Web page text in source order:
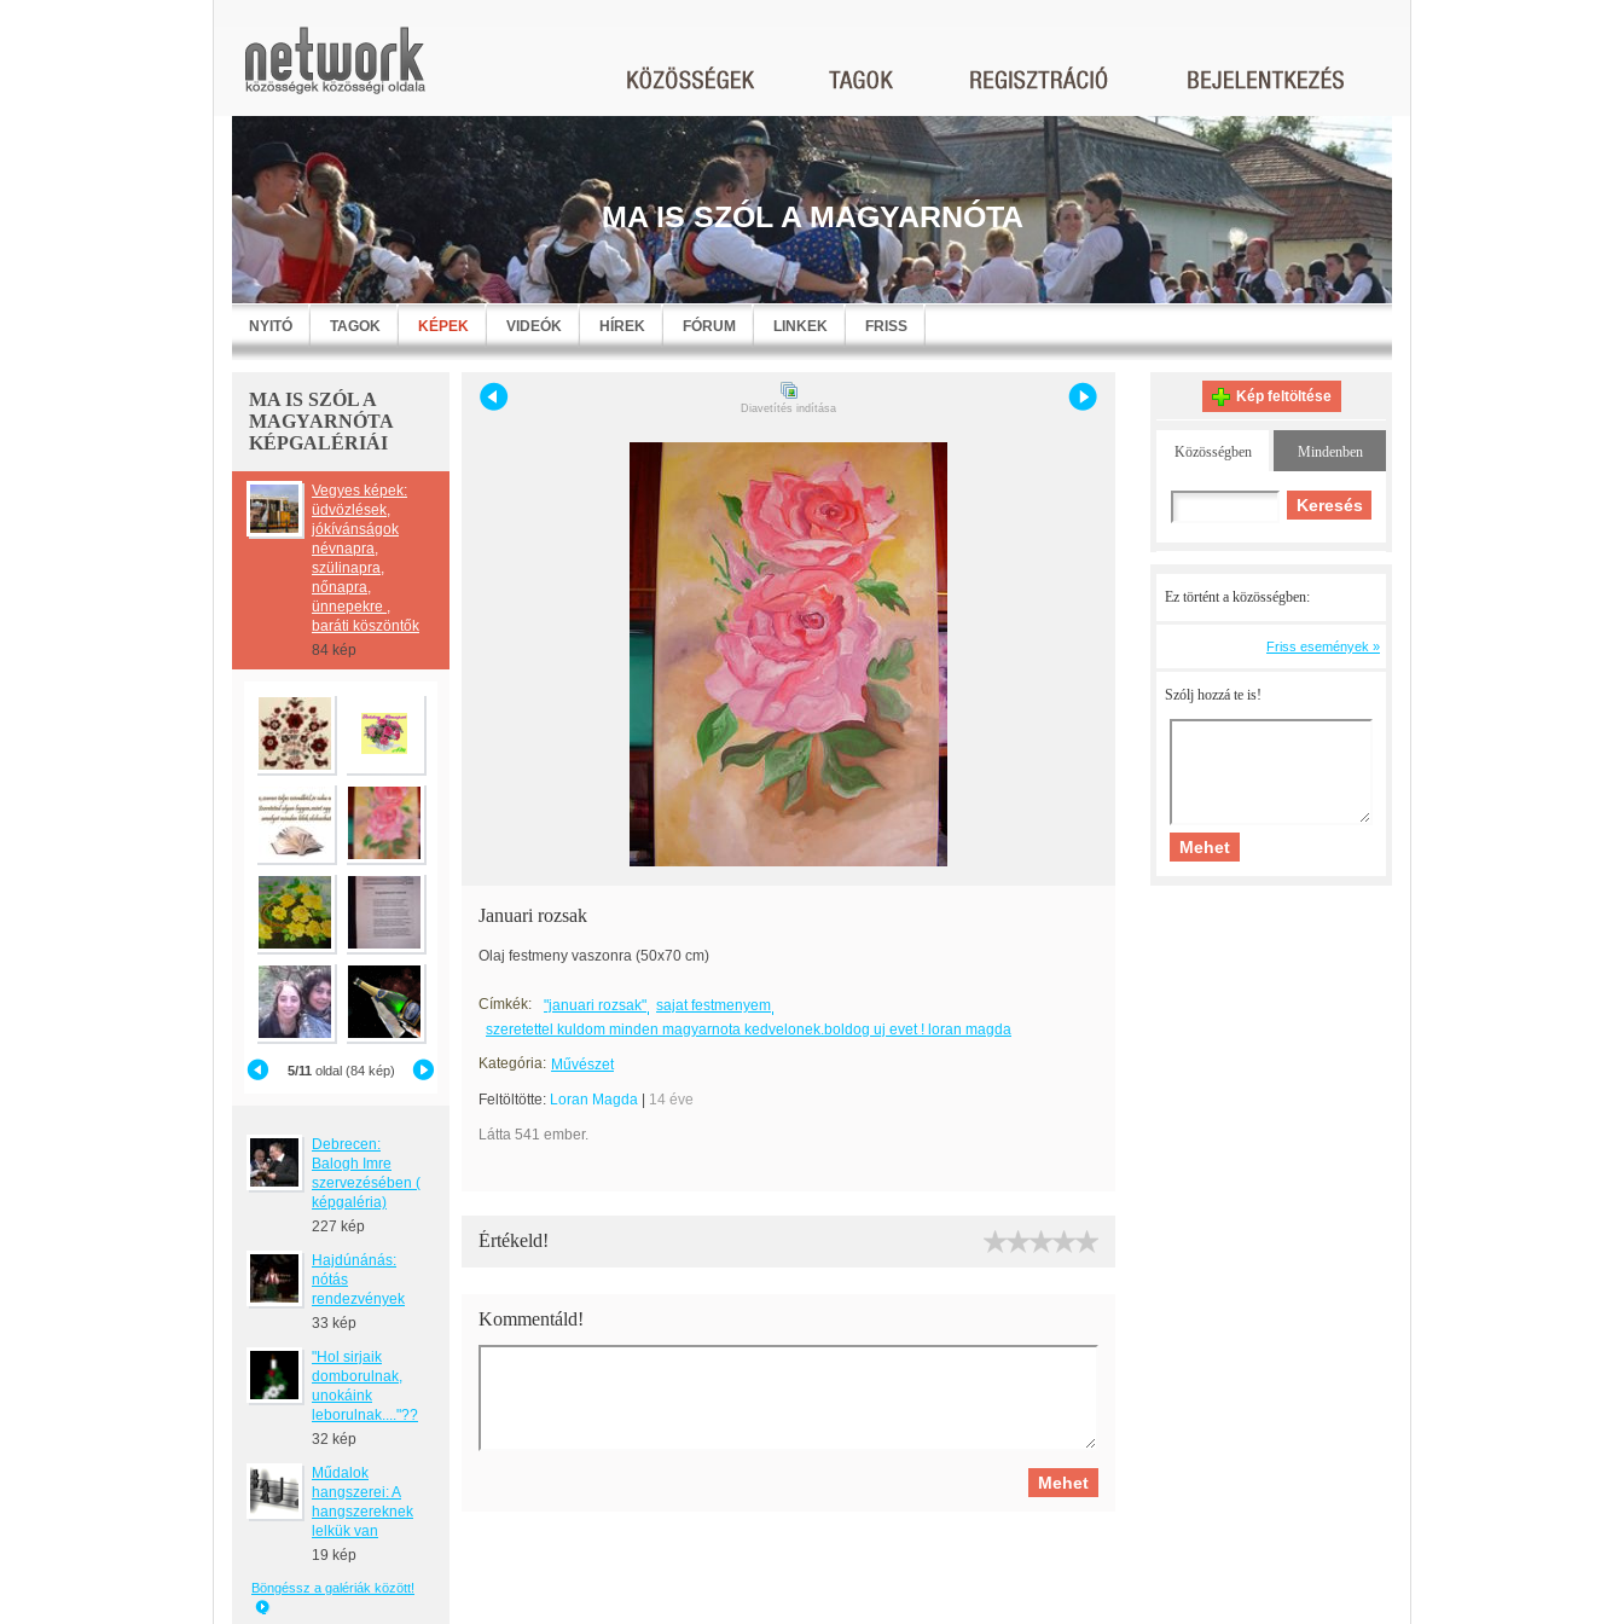
MA IS SZÓL A MAGYARNÓTA
NYITÓ TAGOK KÉPEK VIDEÓK HÍREK FÓRUM LINKEK FRISS
MA IS SZÓL A
MAGYARNÓTA
KÉPGALÉRIÁI
Vegyes képek:
üdvözlések,
jókívánságok
névnapra,
szülinapra,
nőnapra,
ünnepekre ,
baráti köszöntők
84 kép
5/11 oldal (84 kép)
Debrecen:
Balogh Imre
szervezésében (
képgaléria)
227 kép
Hajdúnánás:
nótás
rendezvények
33 kép
"Hol sirjaik
domborulnak,
unokáink
leborulnak...."??
32 kép
Műdalok
hangszerei: A
hangszereknek
lelkük van
19 kép
Böngéssz a galériák között!
Diavetítés indítása
Januari rozsak
Olaj festmeny vaszonra (50x70 cm)
Címkék: "januari rozsak" sajat festmenyem
szeretettel kuldom minden magyarnota kedvelonek.boldog uj evet ! loran magda
Kategória: Művészet
Feltöltötte: Loran Magda 14 éve
Látta 541 ember.
Értékeld!
Kommentáld!
Kép feltöltése
Közösségben Mindenben
Ez történt a közösségben:
Friss események »
Szólj hozzá te is!